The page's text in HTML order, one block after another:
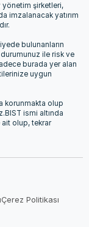
yönetim şirketleri,
imzalanacak yatırım
bulunanların
ile risk ve
burada yer alan
uygun
korunmakta olup
ismi altında
ait olup, tekrar
Çerez Politikası